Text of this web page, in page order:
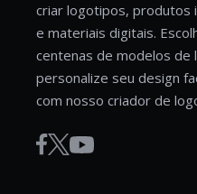
criar logotipos, produtos
e materiais digitais.
centenas de modelos de
personalize seu design
com nosso criador de